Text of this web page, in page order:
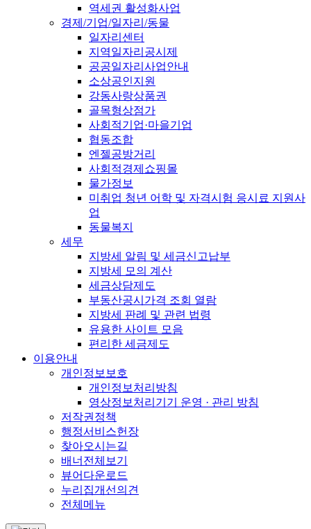
역세권 활성화사업
경제/기업/일자리/동물
일자리센터
지역일자리공시제
공공일자리사업안내
소상공인지원
강동사랑상품권
골목형상점가
사회적기업·마을기업
협동조합
엔젤공방거리
사회적경제쇼핑몰
물가정보
미취업 청년 어학 및 자격시험 응시료 지원사
업
동물복지
세무
지방세 알림 및 세금신고납부
지방세 모의 계산
세금상담제도
부동산공시가격 조회 열람
지방세 판례 및 관련 법령
유용한 사이트 모음
편리한 세금제도
이용안내
개인정보보호
개인정보처리방침
영상정보처리기기 운영 · 관리 방침
저작권정책
행정서비스헌장
찾아오시는길
배너전체보기
뷰어다운로드
누리집개선의견
전체메뉴